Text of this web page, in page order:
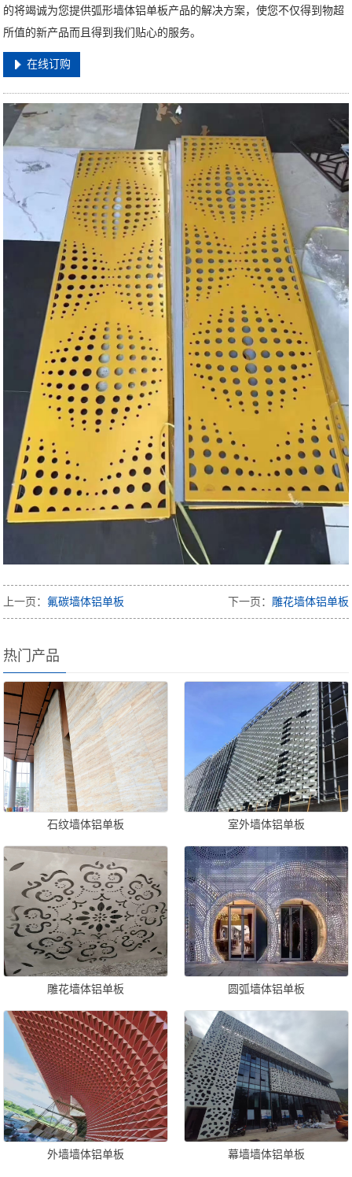
的将竭诚为您提供弧形墙体铝单板产品的解决方案，使您不仅得到物超
所值的新产品而且得到我们贴心的服务。
在线订购
上一页： 氟碳墙体铝单板 下一页： 雕花墙体铝单板
热门产品
石纹墙体铝单板 室外墙体铝单板
雕花墙体铝单板 圆弧墙体铝单板
外墙墙体铝单板 幕墙墙体铝单板